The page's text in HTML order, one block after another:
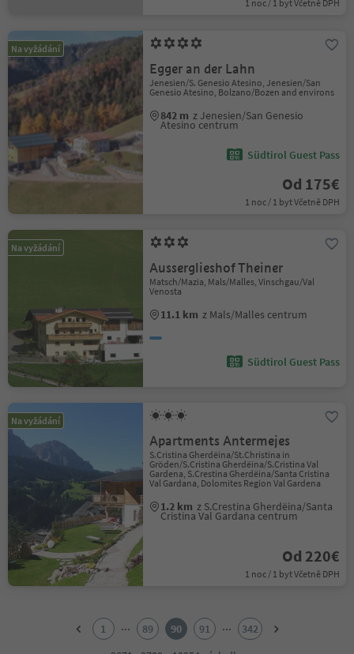
1 noc / 1 byt Včetně DPH
Na vyžádání
Egger an der Lahn
Jenesien/S. Genesio Atesino, Jenesien/San
Genesio Atesino, Bolzano/Bozen and environs
842 m z Jenesien/San Genesio
Atesino centrum
Südtirol Guest Pass
Od 175€
1 noc / 1 byt Včetně DPH
Na vyžádání
Ausserglieshof Theiner
Matsch/Mazia, Mals/Malles, Vinschgau/Val
Venosta
11.1 km z Mals/Malles centrum
Südtirol Guest Pass
Na vyžádání
Apartments Antermejes
S.Cristina Gherdëina/St.Christina in
Gröden/S.Cristina Gherdëina/S.Cristina Val
Gardena, S.Crestina Gherdëina/Santa Cristina
Val Gardana, Dolomites Region Val Gardena
1.2 km z S.Crestina Gherdëina/Santa
Cristina Val Gardana centrum
Od 220€
1 noc / 1 byt Včetně DPH
1 ... 89 90 91 ...
342